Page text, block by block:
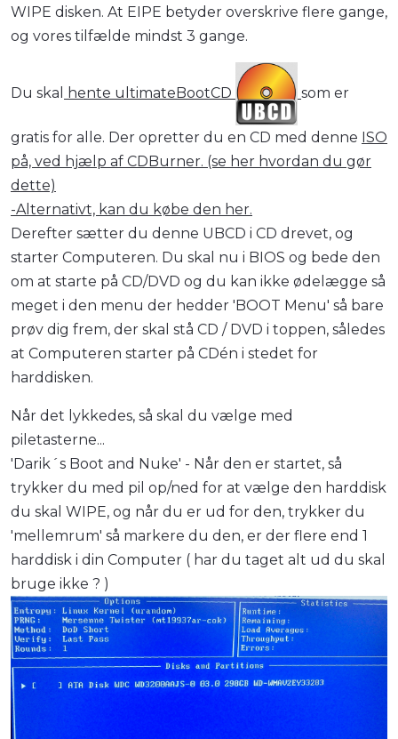
WIPE disken. At EIPE betyder overskrive flere gange,
og vores tilfælde mindst 3 gange.
Du skal hente ultimateBootCD som er
gratis for alle. Der opretter du en CD med denne ISO
på, ved hjælp af CDBurner. (se her hvordan du gør
dette)
-Alternativt, kan du købe den her.
Derefter sætter du denne UBCD i CD drevet, og
starter Computeren. Du skal nu i BIOS og bede den
om at starte på CD/DVD og du kan ikke ødelægge så
meget i den menu der hedder 'BOOT Menu' så bare
prøv dig frem, der skal stå CD / DVD i toppen, således
at Computeren starter på CDén i stedet for
harddisken.
Når det lykkedes, så skal du vælge med
piletasterne...
'Darik´s Boot and Nuke' - Når den er startet, så
trykker du med pil op/ned for at vælge den harddisk
du skal WIPE, og når du er ud for den, trykker du
'mellemrum' så markere du den, er der flere end 1
harddisk i din Computer ( har du taget alt ud du skal
bruge ikke ? )